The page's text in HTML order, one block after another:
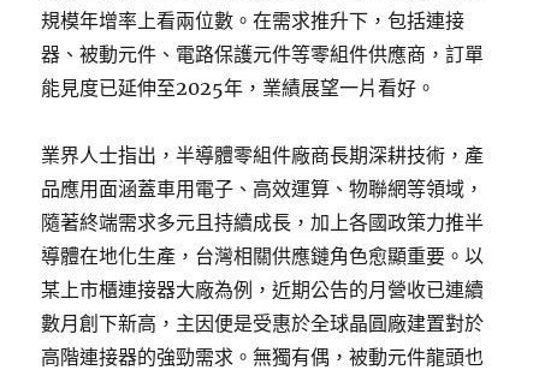
規模年增率上看兩位數。在需求推升下，包括連接
器、被動元件、電路保護元件等零組件供應商，訂單
能見度已延伸至2025年，業績展望一片看好。
業界人士指出，半導體零組件廠商長期深耕技術，產
品應用面涵蓋車用電子、高效運算、物聯網等領域，
隨著終端需求多元且持續成長，加上各國政策力推半
導體在地化生產，台灣相關供應鏈角色愈顯重要。以
某上市櫃連接器大廠為例，近期公告的月營收已連續
數月創下新高，主因便是受惠於全球晶圓廠建置對於
高階連接器的強勁需求。無獨有偶，被動元件龍頭也